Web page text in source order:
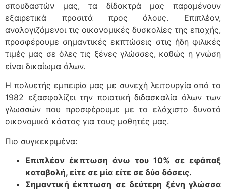
σπουδαστών μας, τα δίδακτρά μας παραμένουν
εξαιρετικά προσιτά προς όλους. Επιπλέον,
αναλογιζόμενοι τις οικονομικές δυσκολίες της εποχής,
προσφέρουμε σημαντικές εκπτώσεις στις ήδη φιλικές
τιμές μας σε όλες τις ξένες γλώσσες, καθώς η γνώση
είναι δικαίωμα όλων.
Η πολυετής εμπειρία μας με συνεχή λειτουργία από το
1982 εξασφαλίζει την ποιοτική διδασκαλία όλων των
γλωσσών που προσφέρουμε με το ελάχιστο δυνατό
οικονομικό κόστος για τους μαθητές μας.
Πιο συγκεκριμένα:
Επιπλέον έκπτωση άνω του 10% σε εφάπαξ
καταβολή, είτε σε μία είτε σε δύο δόσεις.
Σημαντική έκπτωση σε δεύτερη ξένη γλώσσα